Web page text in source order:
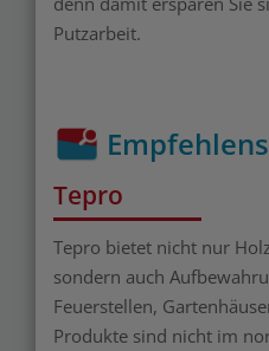
Putzarbeit.
Tepro
Tepro bietet nicht nur
sondern auch
Feuerstellen,
Produkte sind nicht im